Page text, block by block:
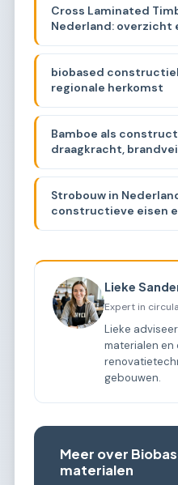
Cross Laminated
Nederland: overzicht
biobased
regionale herkomst
Bamboe als
draagkracht,
Strobouw in
constructieve eisen
Lieke
Expert in
Lieke
materialen en
gebouwen.
Meer over
materialen